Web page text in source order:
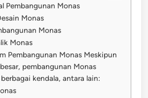
Pembangunan Monas
Monas
Monas
Monas
Pembangunan Monas Meskipun
pembangunan Monas
kendala, antara lain: